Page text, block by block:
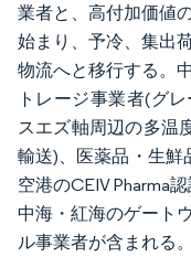
業者と、高付加価値
始まり、予冷、集出
物流へと移行する。
トレージ事業者(グ
スエズ軸周辺の多温
輸送)、医薬品・生鮮
空港のCEIV Pharma
中海・紅海のゲート
ル事業者が含まれる。